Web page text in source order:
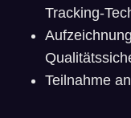
Tracking-
Teilnahme